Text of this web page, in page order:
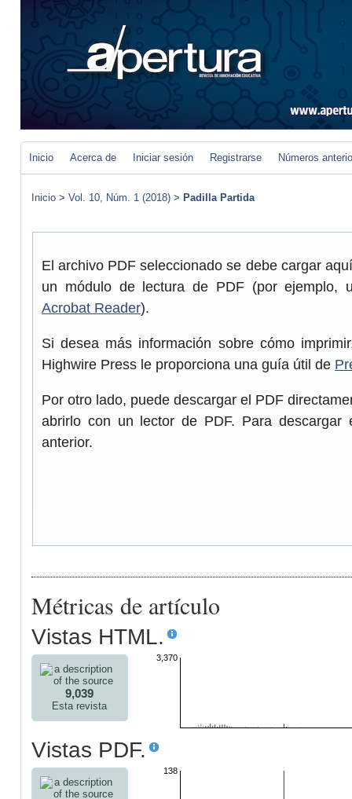
Inicio Acerca de Iniciar sesión Registrarse Números
Inicio > Vol. 10, Núm. 1 (2018) > Padilla Partida
El archivo PDF seleccionado se debe cargar
un módulo de lectura de PDF (por ejemplo,
Acrobat Reader).
Si desea más información sobre cómo
Highwire Press le proporciona una guía útil de
Por otro lado, puede descargar el PDF
abrirlo con un lector de PDF. Para
anterior.
Métricas de artículo
Vistas HTML.
9,039
Esta revista
3,370
Vistas PDF.
138